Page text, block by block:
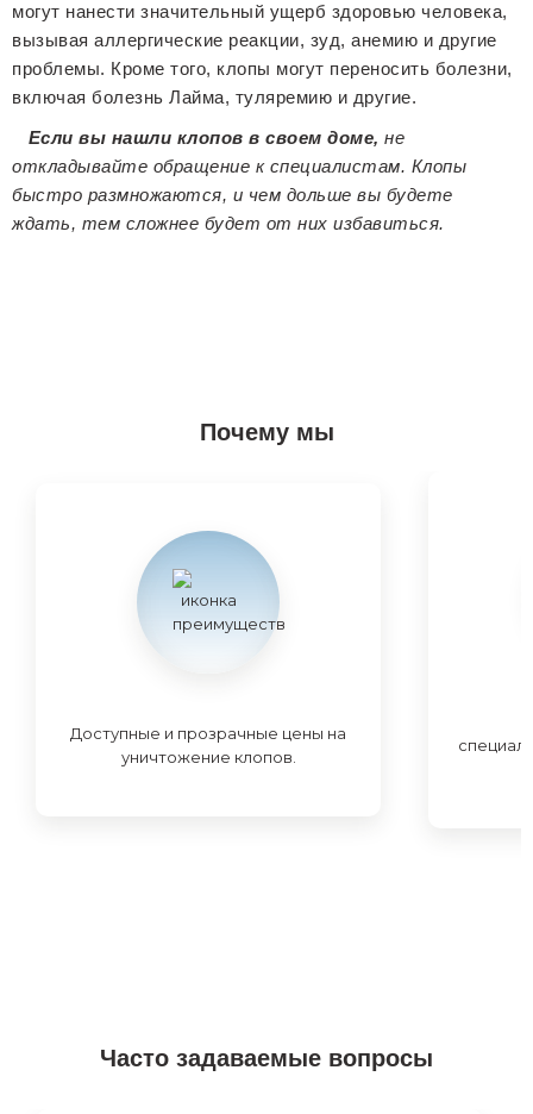
могут нанести значительный ущерб здоровью человека,
вызывая аллергические реакции, зуд, анемию и другие
проблемы. Кроме того, клопы могут переносить болезни,
включая болезнь Лайма, туляремию и другие.
Если вы нашли клопов в своем доме, не
откладывайте обращение к специалистам. Клопы
быстро размножаются, и чем дольше вы будете
ждать, тем сложнее будет от них избавиться.
Почему мы
Доступные и прозрачные цены на
уничтожение клопов.
Часто задаваемые вопросы